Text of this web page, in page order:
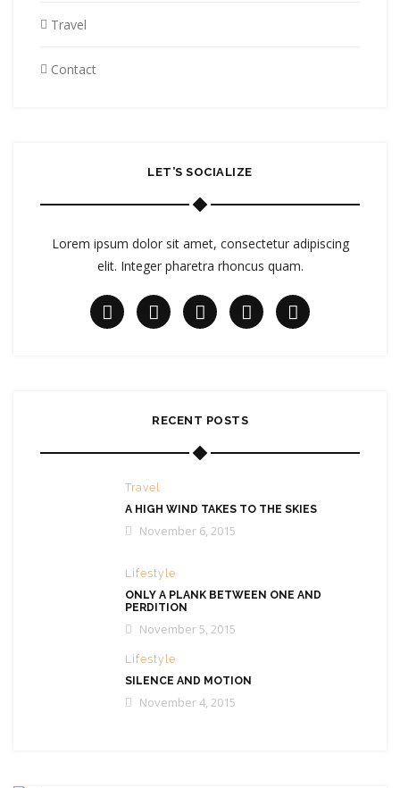
Travel
Contact
LET’S SOCIALIZE
Lorem ipsum dolor sit amet, consectetur adipiscing
elit. Integer pharetra rhoncus quam.
RECENT POSTS
Travel
A HIGH WIND TAKES TO THE SKIES
November 6, 2015
Lifestyle
ONLY A PLANK BETWEEN ONE AND
PERDITION
November 5, 2015
Lifestyle
SILENCE AND MOTION
November 4, 2015